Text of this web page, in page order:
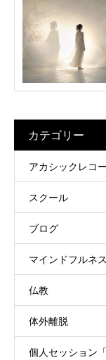
カテゴリー
アカシックレコ
スクール
ブログ
マインドフルネス
仏教
体外離脱
個人セッション